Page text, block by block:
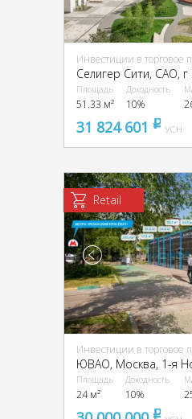
Инвестиции в торговое
Площадь
51.33 м²
Доходность
10%
31 824 601 pуб
УСН
Retail
Инвестиции в торговое
Площадь
24 м²
Доходность
10%
pуб